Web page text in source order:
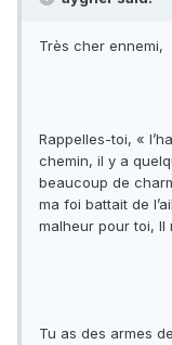
Très cher ennemi,
Rappelles-toi, «
chemin, il y a
beaucoup de
ma foi battait de
malheur pour toi, Il
Tu as des armes